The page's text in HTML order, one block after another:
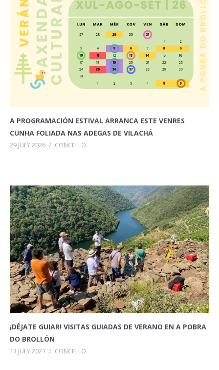
A PROGRAMACIÓN ESTIVAL ARRANCA ESTE VENRES
CUNHA FOLIADA NAS ADEGAS DE VILACHÁ
29 JULY 2026 / CONCELLO
¡DÉJATE GUIAR! VISITAS GUIADAS DE VERANO EN A POBRA
DO BROLLÓN
13 JULY 2021 / CONCELLO